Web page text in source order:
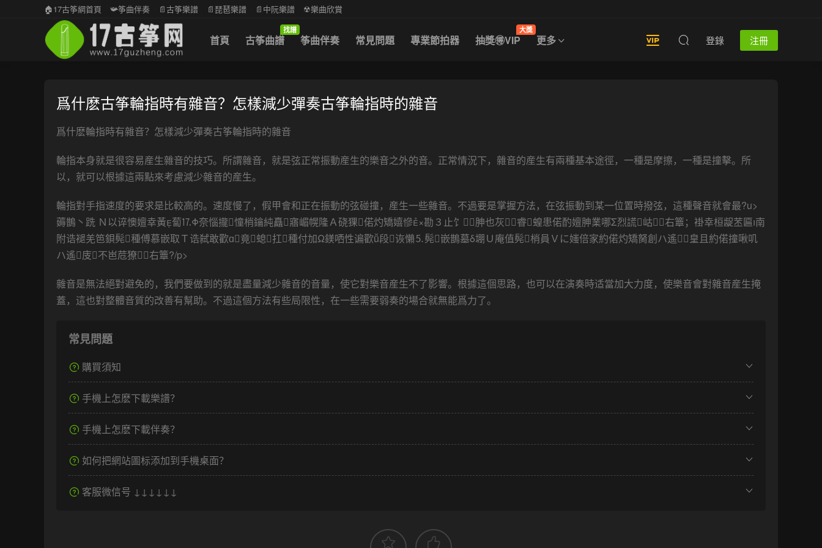
首頁 古筝曲譜
找譜
筝曲伴奏 常見問題 專業節拍器 抽獎🉐VIP
大獎
更多 登錄 注冊
🏠17古筝網首頁 📯筝曲伴奏 📄古筝樂譜 📄琵琶樂譜 📄中阮樂譜 ☢樂曲欣賞
爲什麽古筝輪指時有雜音？怎樣減少彈奏古筝輪指時的雜音
爲什麽輪指時有雜音？怎樣減少彈奏古筝輪指時的雜音
輪指本身就是很容易産生雜音的技巧。所謂雜音，就是弦正常振動産生的樂音之外的音。正常情況下，雜音的産生有兩種基本途徑，一種是摩擦，一種是撞擊。所
以，就可以根據這兩點來考慮減少雜音的産生。
輪指對手指速度的要求是比較高的。速度慢了，假甲會和正在振動的弦碰撞，産生一些雜音。不過要是掌握方法，在弦振動到某一位置時撥弦，這種聲音就會最?u>
薅鵲丶跣 Ｎ以谇懊嬗幸黃蔔⒘Φ奈惱攏憧梢鑰純矗寤嵋幌隆Ａ硗猓偌灼矯嬉慘×勘３止饣胂也灰睿蝗患偌酌嬗胂業哪Σ烈謊岵右簟；褂幸桓龊苤匾南
附诰褪羌笆鋇髡種傅慕嵌取Ｔ诰弑敢歡ɑ竟螅扛種付加Ω鎂哂性谝歡ǚ段诙懶⒌髡嵌鵲墓δ堋Ｕ庵值髡梢員Ｖに媸倍家約偌灼矯胬創ハ遙皇且約偌撞啾叽
ハ遙庋不岜苊獠右簟?/p>
雜音是無法絕對避免的，我們要做到的就是盡量減少雜音的音量，使它對樂音産生不了影響。根據這個思路，也可以在演奏時适當加大力度，使樂音會對雜音産生掩
蓋，這也對整體音質的改善有幫助。不過這個方法有些局限性，在一些需要弱奏的場合就無能爲力了。
常見問題
購買須知
手機上怎麽下載樂譜？
手機上怎麽下載伴奏？
如何把網站圖标添加到手機桌面？
客服微信号 ↓↓↓↓↓↓